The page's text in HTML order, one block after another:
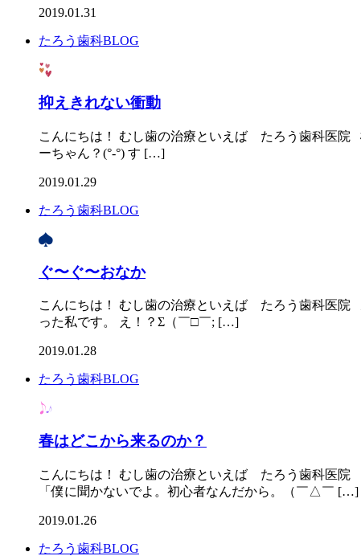
2019.01.31
たろう歯科BLOG
抑えきれない衝動
こんにちは！ むし歯の治療といえば たろう歯科医院
ーちゃん？(°-°) す […]
2019.01.29
たろう歯科BLOG
ぐ〜ぐ〜おなか
こんにちは！ むし歯の治療といえば たろう歯科医院
った私です。 え！？Σ（￣□￣; […]
2019.01.28
たろう歯科BLOG
春はどこから来るのか？
こんにちは！ むし歯の治療といえば たろう歯科医院
「僕に聞かないでよ。初心者なんだから。（￣△￣ […]
2019.01.26
たろう歯科BLOG